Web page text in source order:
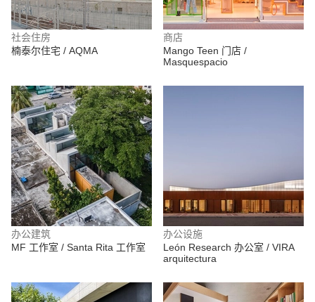
社会住房
楠泰尔住宅 / AQMA
商店
Mango Teen 门店 /
Masquespacio
办公建筑
MF 工作室 / Santa Rita 工作室
办公设施
León Research 办公室 / VIRA
arquitectura